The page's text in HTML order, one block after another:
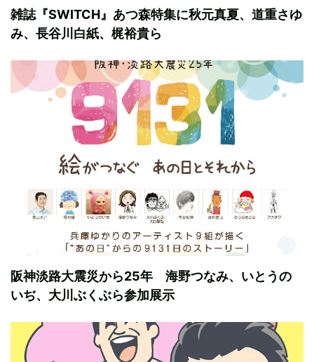
雑誌『SWITCH』あつ森特集に秋元真夏、道重さゆ
み、長谷川白紙、梶裕貴ら
阪神淡路大震災から25年 海野つなみ、いとうの
いぢ、大川ぶくぶら参加展示